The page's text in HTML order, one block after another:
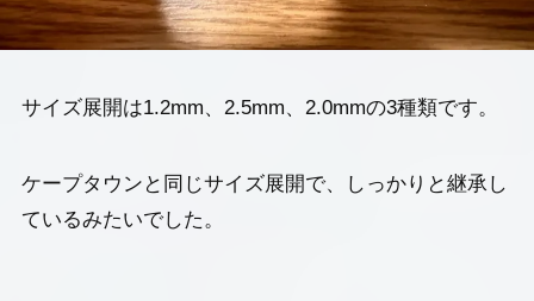
ニュース・新製品情報
お問い合わせ
サイズ展開は1.2mm、2.5mm、2.0mmの3種類です。
ケープタウンと同じサイズ展開で、しっかりと継承し
ているみたいでした。